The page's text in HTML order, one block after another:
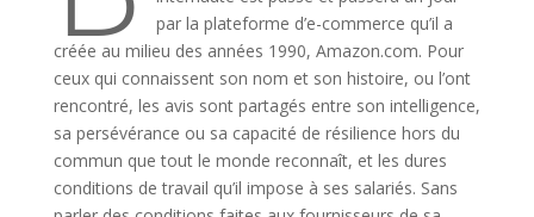
par la plateforme d’e-commerce qu’il a
créée au milieu des années 1990, Amazon.com. Pour
ceux qui connaissent son nom et son histoire, ou l’ont
rencontré, les avis sont partagés entre son intelligence,
sa persévérance ou sa capacité de résilience hors du
commun que tout le monde reconnaît, et les dures
conditions de travail qu’il impose à ses salariés. Sans